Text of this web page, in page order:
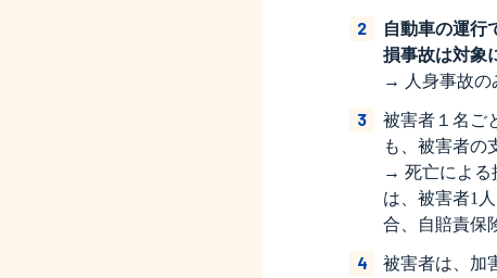
自動車の運行
損事故は対象
→ 人身事故の
被害者１名ご
も、被害者の
→ 死亡による
は、被害者1
合、自賠責保
被害者は、加